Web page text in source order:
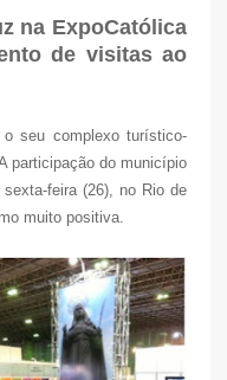
na ExpoCatólica
de visitas ao
seu complexo turístico-
participação do município
feira (26), no Rio de
muito positiva.